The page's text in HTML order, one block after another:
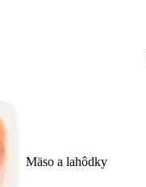
Mäso a lahôdky